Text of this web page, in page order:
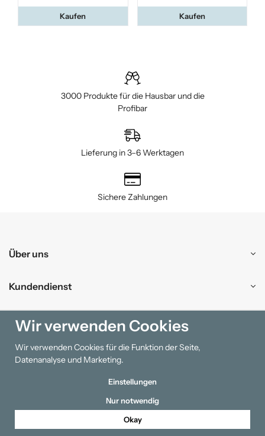
Kaufen Kaufen
3000 Produkte für die Hausbar und die
Profibar
Lieferung in 3–6 Werktagen
Sichere Zahlungen
Über uns
Kundendienst
Einkaufen
Information
Wir verwenden Cookies
Wir verwenden Cookies für die Funktion der Seite,
Datenanalyse und Marketing.
Einstellungen
Nur notwendig
Okay